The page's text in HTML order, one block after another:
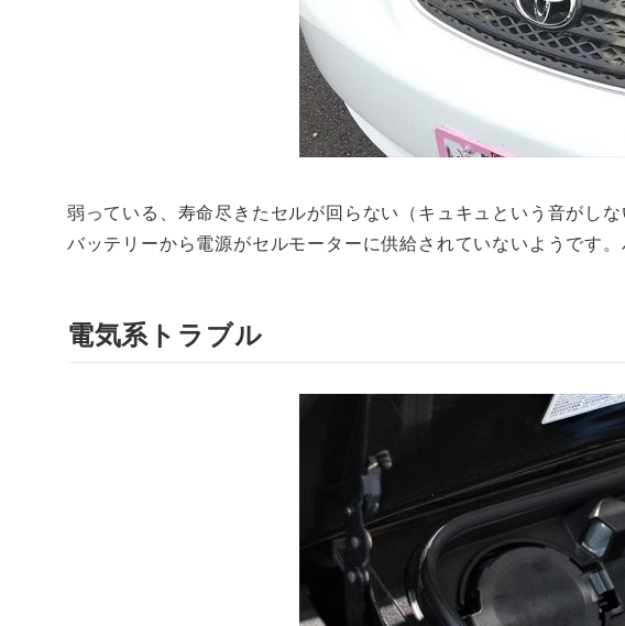
弱っている、寿命尽きたセルが回らない（キュキュという音がしな
バッテリーから電源がセルモーターに供給されていないようです。
電気系トラブル